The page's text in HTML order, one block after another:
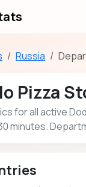
Russia
Pizza
for all active
minutes.